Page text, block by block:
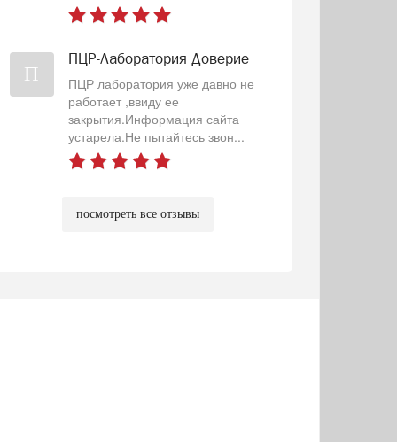
П
ПЦР-Лаборатория Доверие
ПЦР лаборатория уже давно не
работает ,ввиду ее
закрытия.Информация сайта
устарела.Не пытайтесь звон...
посмотреть все отзывы